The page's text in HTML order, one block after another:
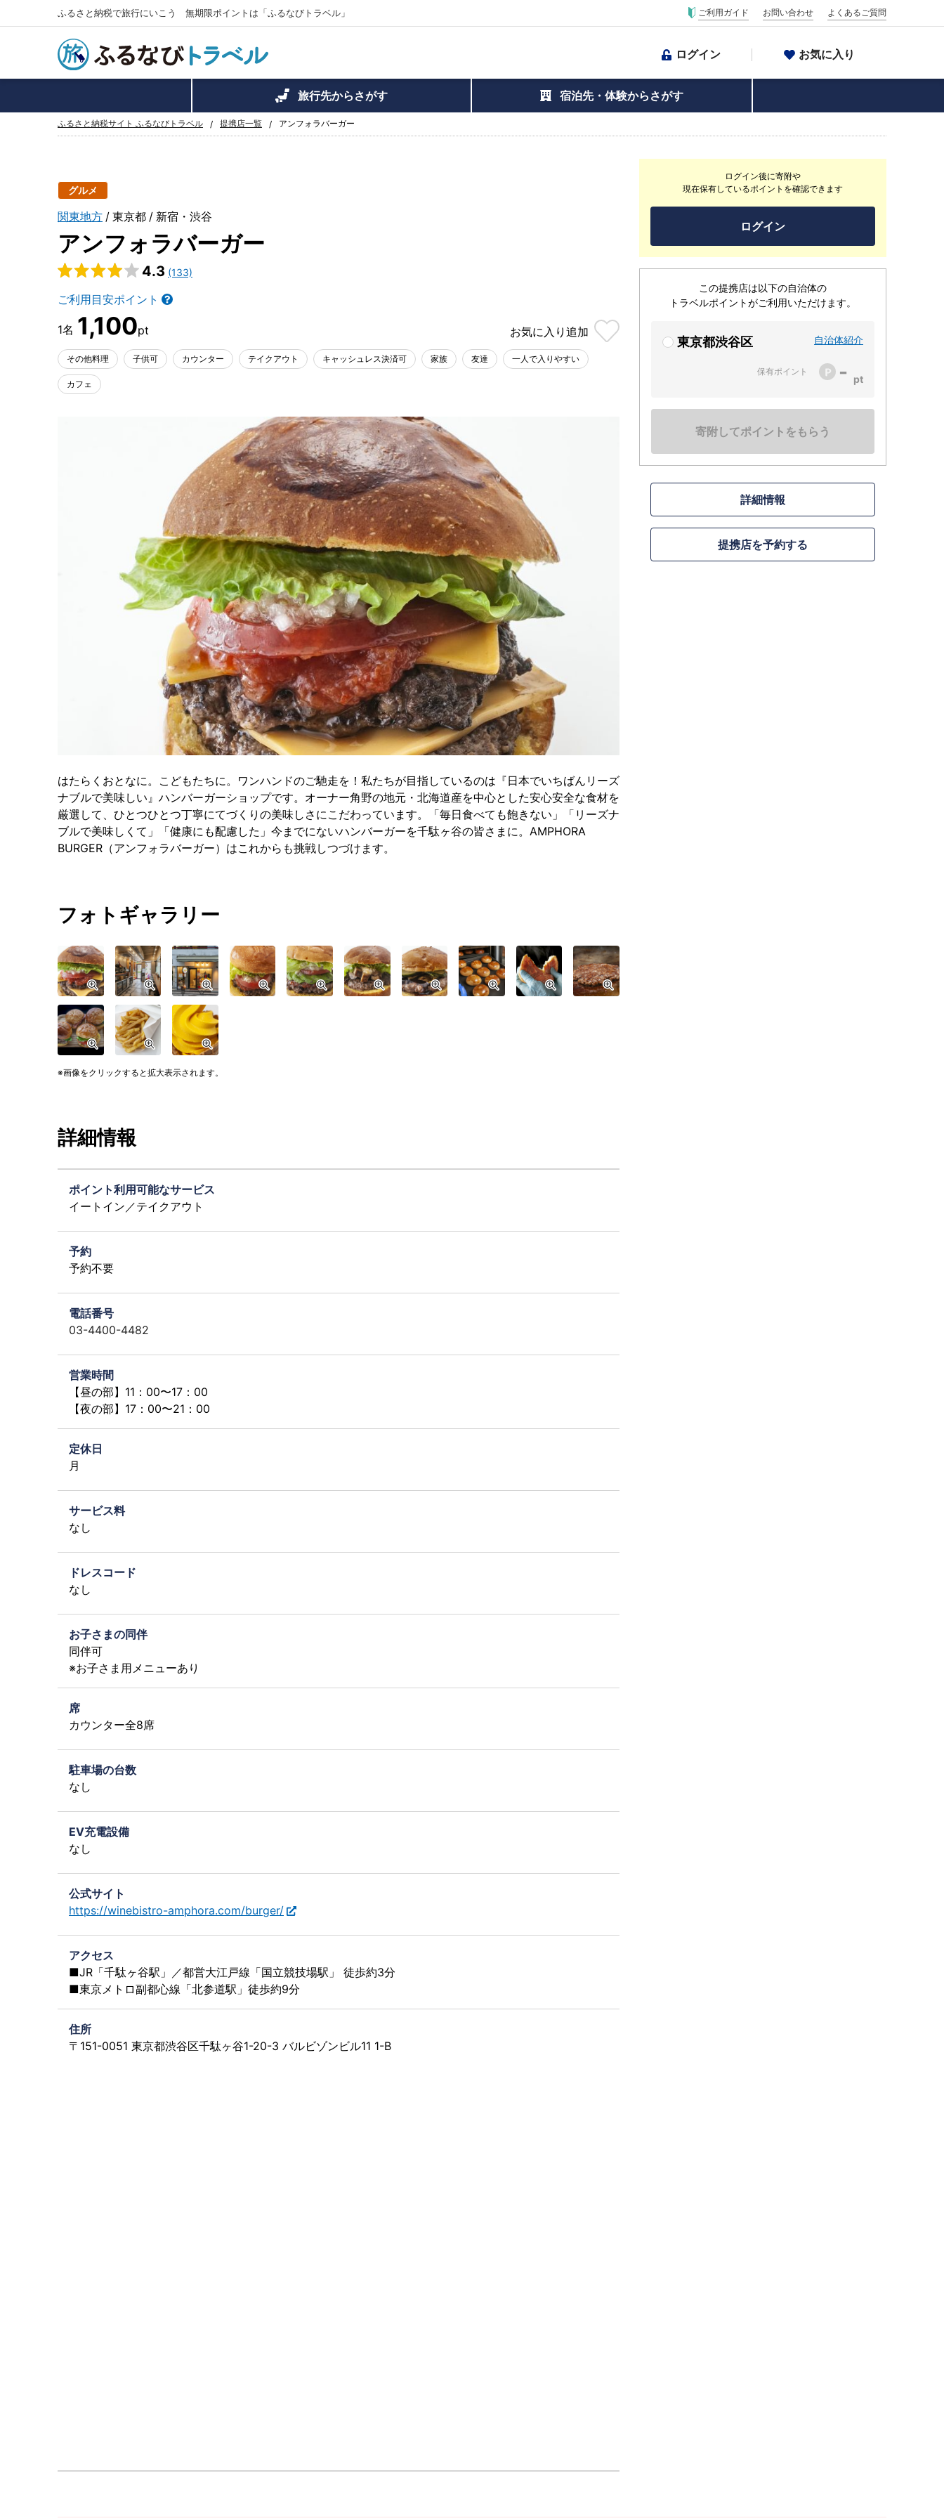
ふるさと納税で旅行にいこう 無期限ポイントは「ふるなびトラベル」 ご利用ガイド お問い合わせ よくあるご質問
ログイン お気に入り
旅行先からさがす 宿泊先・体験からさがす
ふるさと納税サイト ふるなびトラベル 提携店一覧 アンフォラバーガー
グルメ
関東地方 東京都 新宿・渋谷
アンフォラバーガー
4.3 (133)
ご利用目安ポイント
1,100 お気に入り 追加
その他料理 子供可 カウンター テイクアウト キャッシュレス決済可 家族 友達 一人で入りやすい
カフェ
ログイン後に寄附や
現在保有しているポイントを確認できます
ログイン
この提携店は以下の自治体の
トラベルポイントがご利用いただけます。
東京都渋谷区 自治体紹介
保有ポイント -
寄附してポイントをもらう
詳細情報
提携店を予約する
はたらくおとなに。こどもたちに。ワンハンドのご馳走を！私たちが目指しているのは『日本でいちばんリーズ
ナブルで美味しい』ハンバーガーショップです。オーナー角野の地元・北海道産を中心とした安心安全な食材を
厳選して、ひとつひとつ丁寧にてづくりの美味しさにこだわっています。「毎日食べても飽きない」「リーズナ
ブルで美味しくて」「健康にも配慮した」今までにないハンバーガーを千駄ヶ谷の皆さまに。AMPHORA
BURGER（アンフォラバーガー）はこれからも挑戦しつづけます。
フォトギャラリー
画像をクリックすると拡大表示されます。
詳細情報
ポイント利用可能なサービス
イートイン／テイクアウト
予約
予約不要
電話番号
03-4400-4482
営業時間
【昼の部】11：00〜17：00
【夜の部】17：00〜21：00
定休日
月
サービス料
なし
ドレスコード
なし
お子さまの同伴
同伴可
※お子さま用メニューあり
席
カウンター全8席
駐車場の台数
なし
EV充電設備
なし
公式サイト
https://winebistro-amphora.com/burger/
アクセス
■JR「千駄ヶ谷駅」／都営大江戸線「国立競技場駅」 徒歩約3分
■東京メトロ副都心線「北参道駅」徒歩約9分
住所
〒151-0051 東京都渋谷区千駄ヶ谷1-20-3 バルビゾンビル11 1-B